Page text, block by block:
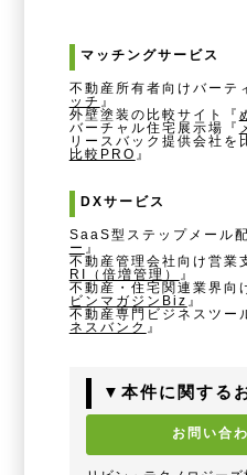
マッチングサービス
不動産所有者向けバーテ
ッチ 』
外壁塗装の比較サイト『
バーチャル住宅展示場『
リースバック提供会社を
比較PRO 』
DXサービス
SaaS型ステップメール
ー 』
不動産管理会社向け営業
RI（倍増管理） 』
不動産・住宅関連業界向
ビンマガジンBiz 』
不動産専門ビジネスツー
ネスバンク 』
▼本件に関する
お問い合